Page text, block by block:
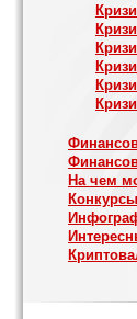
На чем
Конкурсы